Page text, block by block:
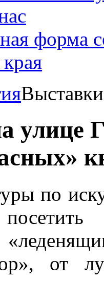
форма
Выставки
улице
по
от